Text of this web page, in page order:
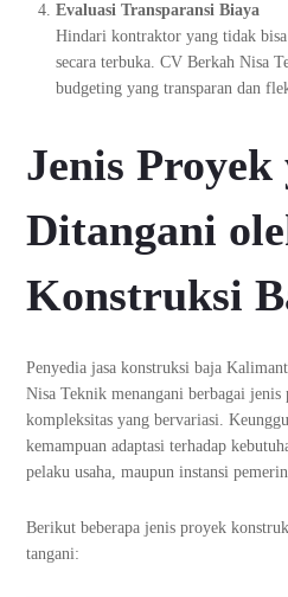
Evaluasi Transparansi Biaya
Hindari kontraktor yang tidak
secara terbuka. CV Berkah Nisa
budgeting yang transparan dan
Jenis Proyek
Ditangani
Konstruksi
Penyedia jasa konstruksi baja
Nisa Teknik menangani berbagai jenis
kompleksitas yang bervariasi.
kemampuan adaptasi terhadap
pelaku usaha, maupun instansi
Berikut beberapa jenis proyek
tangani: